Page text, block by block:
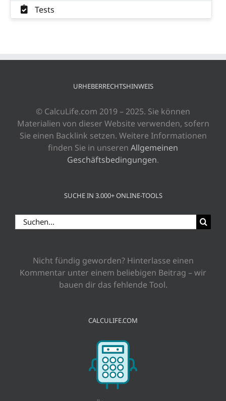
Tests
URHEBERRECHTSHINWEIS
© CalcuLife.com 2019 – 2025. Sie können
Materialien von dieser Website verwenden, sofern
Sie einen Backlink setzen. Weitere Informationen
finden Sie in unseren Allgemeinen
Geschäftsbedingungen.
SUCHE IN 3.000+ ONLINE-TOOLS
Suche
nach:
Nicht fündig geworden? Hinterlasse einen
Kommentar unter einem beliebigen Beitrag – wir
bauen dir das fehlende Tool.
CALCULIFE.COM